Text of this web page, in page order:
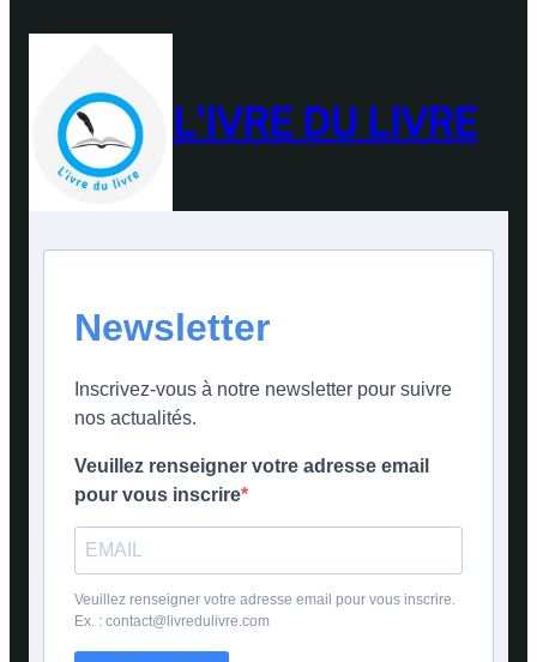
L'IVRE DU LIVRE
Newsletter
Inscrivez-vous à notre newsletter pour suivre
nos actualités.
Veuillez renseigner votre adresse email
pour vous inscrire
Veuillez renseigner votre adresse email pour vous inscrire.
Ex. : contact@livredulivre.com